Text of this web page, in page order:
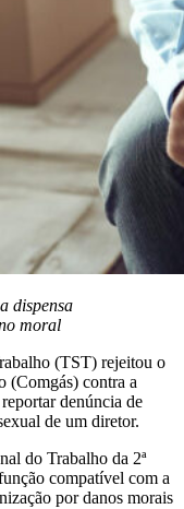
dispensa
moral
(TST) rejeitou o
(Comgás) contra a
denúncia de
de um diretor.
do Trabalho da 2ª
compatível com a
por danos morais